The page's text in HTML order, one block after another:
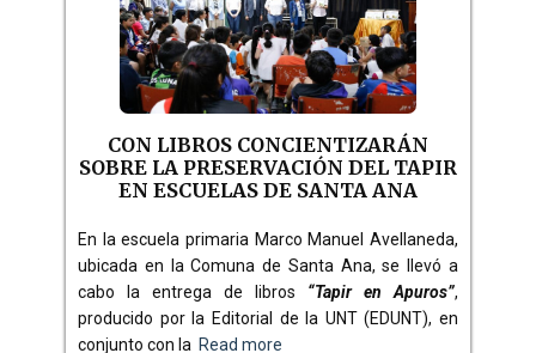
CON LIBROS CONCIENTIZARÁN
SOBRE LA PRESERVACIÓN DEL TAPIR
EN ESCUELAS DE SANTA ANA
En la escuela primaria Marco Manuel Avellaneda,
ubicada en la Comuna de Santa Ana, se llevó a
cabo la entrega de libros “Tapir en Apuros”,
producido por la Editorial de la UNT (EDUNT), en
conjunto con la Read more